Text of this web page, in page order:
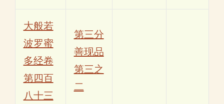
大般若
波罗蜜
多经卷
第四百
八十三
第三分
善现品
第三之
二